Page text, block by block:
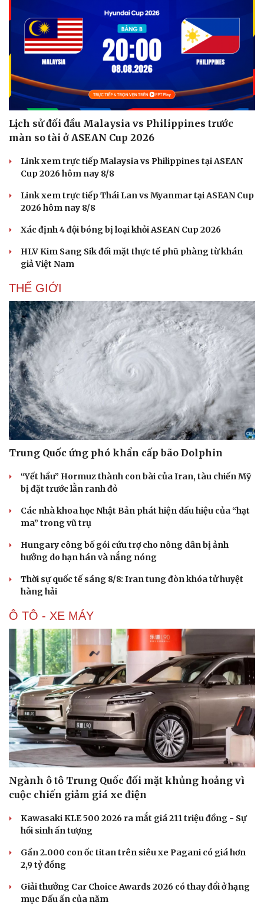
Cải chính
Lịch sử đối đầu Malaysia vs Philippines trước
màn so tài ở ASEAN Cup 2026
Link xem trực tiếp Malaysia vs Philippines tại ASEAN
Cup 2026 hôm nay 8/8
Link xem trực tiếp Thái Lan vs Myanmar tại ASEAN Cup
2026 hôm nay 8/8
Xác định 4 đội bóng bị loại khỏi ASEAN Cup 2026
HLV Kim Sang Sik đối mặt thực tế phũ phàng từ khán
giả Việt Nam
THẾ GIỚI
Trung Quốc ứng phó khẩn cấp bão Dolphin
“Yết hầu” Hormuz thành con bài của Iran, tàu chiến Mỹ
bị đặt trước lằn ranh đỏ
Các nhà khoa học Nhật Bản phát hiện dấu hiệu của “hạt
ma” trong vũ trụ
Hungary công bố gói cứu trợ cho nông dân bị ảnh
hưởng do hạn hán và nắng nóng
Thời sự quốc tế sáng 8/8: Iran tung đòn khóa tử huyệt
hàng hải
Ô TÔ - XE MÁY
Ngành ô tô Trung Quốc đối mặt khủng hoảng vì
cuộc chiến giảm giá xe điện
Kawasaki KLE 500 2026 ra mắt giá 211 triệu đồng - Sự
hồi sinh ấn tượng
Gần 2.000 con ốc titan trên siêu xe Pagani có giá hơn
2,9 tỷ đồng
Giải thưởng Car Choice Awards 2026 có thay đổi ở hạng
mục Dấu ấn của năm